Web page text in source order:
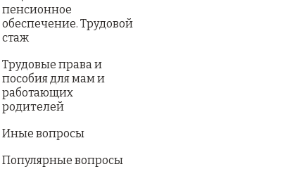
пенсионное
обеспечение. Трудовой
стаж
Трудовые права и
пособия для мам и
работающих
родителей
Иные вопросы
Популярные вопросы